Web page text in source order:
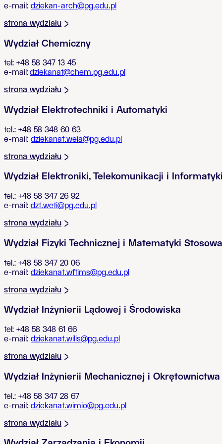
e-mail: dziekan-arch@pg.edu.pl
strona wydziału
Wydział Chemiczny
tel: +48 58 347 13 45
e-mail:dziekanat@chem.pg.edu.pl
strona wydziału
Wydział Elektrotechniki i Automatyki
tel.: +48 58 348 60 63
e-mail: dziekanat.weia@pg.edu.pl
strona wydziału
Wydział Elektroniki, Telekomunikacji i
tel.: +48 58 347 26 92
e-mail: dzt.weti@pg.edu.pl
strona wydziału
Wydział Fizyki Technicznej i Matematyki
tel.: +48 58 347 20 06
e-mail: dziekanat.wftims@pg.edu.pl
strona wydziału
Wydział Inżynierii Lądowej i Środowiska
tel: +48 58 348 61 66
e-mail: dziekanat.wilis@pg.edu.pl
strona wydziału
Wydział Inżynierii Mechanicznej i Okrętownictwa
tel.: +48 58 347 28 67
e-mail: dziekanat.wimio@pg.edu.pl
strona wydziału